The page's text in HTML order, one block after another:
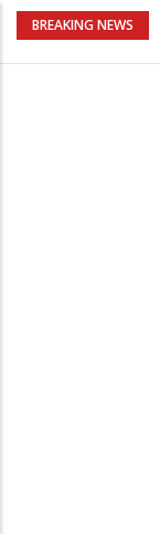
BREAKING NEWS